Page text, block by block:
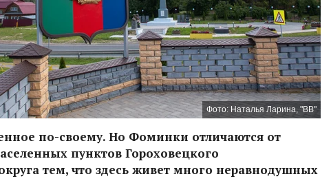
Фото: Наталья Ларина, "ВВ"
по-своему. Но Фоминки отличаются от
пунктов Гороховецкого
тем, что здесь живет много неравнодушных